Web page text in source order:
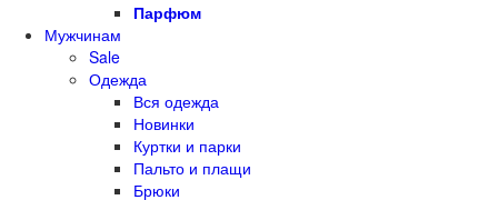
Парфюм
Мужчинам
Sale
Одежда
Вся одежда
Новинки
Куртки и парки
Пальто и плащи
Брюки